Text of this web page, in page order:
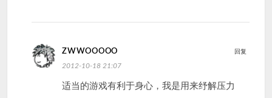
ZWWOOOOO
2012-10-18 21:07
适当的游戏有利于身心，我是用来纾解压力
回复